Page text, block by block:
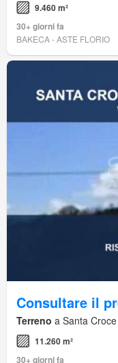
9.460 m²
30+ giorni fa
BAKECA - ASTE FLORIO
Consultare il
Terreno a Santa
11.260 m²
30+ giorni fa